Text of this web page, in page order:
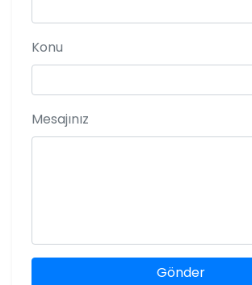
Konu
Mesajınız
Gönder